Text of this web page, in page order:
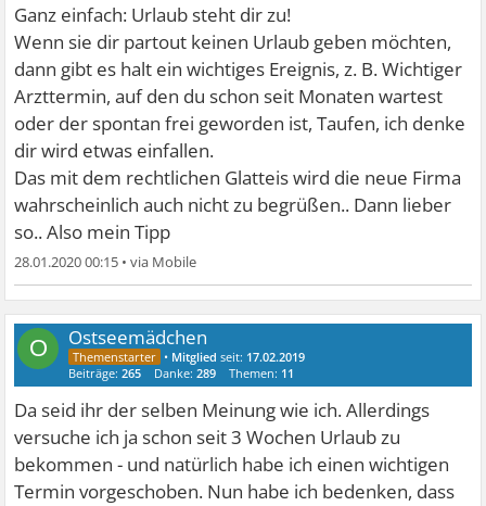
Ganz einfach: Urlaub steht dir zu!
Wenn sie dir partout keinen Urlaub geben möchten,
dann gibt es halt ein wichtiges Ereignis, z. B. Wichtiger
Arzttermin, auf den du schon seit Monaten wartest
oder der spontan frei geworden ist, Taufen, ich denke
dir wird etwas einfallen.
Das mit dem rechtlichen Glatteis wird die neue Firma
wahrscheinlich auch nicht zu begrüßen.. Dann lieber
so.. Also mein Tipp
28.01.2020 00:15 •
O Ostseemädchen
• Mitglied seit: 17.02.2019
Beiträge:265 Danke:289 Themen: 11
Da seid ihr der selben Meinung wie ich. Allerdings
versuche ich ja schon seit 3 Wochen Urlaub zu
bekommen - und natürlich habe ich einen wichtigen
Termin vorgeschoben. Nun habe ich bedenken, dass